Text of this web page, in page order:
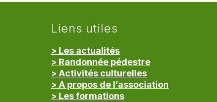
Liens utiles
> Les actualités
> Randonnée pédestre
> Activités culturelles
> A propos de l’association
> Les formations